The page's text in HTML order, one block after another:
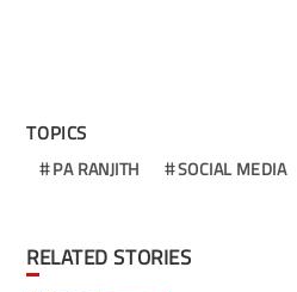
TOPICS
PA RANJITH SOCIAL MEDIA
RELATED STORIES